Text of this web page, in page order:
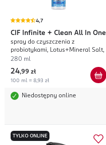
4,7
CIF Infinite + Clean All In One
spray do czyszczenia z
probiotykami, Lotus+Mineral Salt,
280 ml
24,99 zł
100 ml = 8,93 zł
Niedostępny online
TYLKO ONLINE